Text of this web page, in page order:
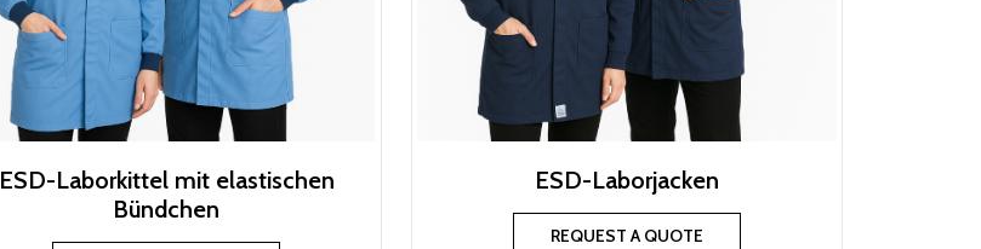
ESD-Laborkittel mit elastischen
Bündchen
ESD-Laborjacken
REQUEST A QUOTE